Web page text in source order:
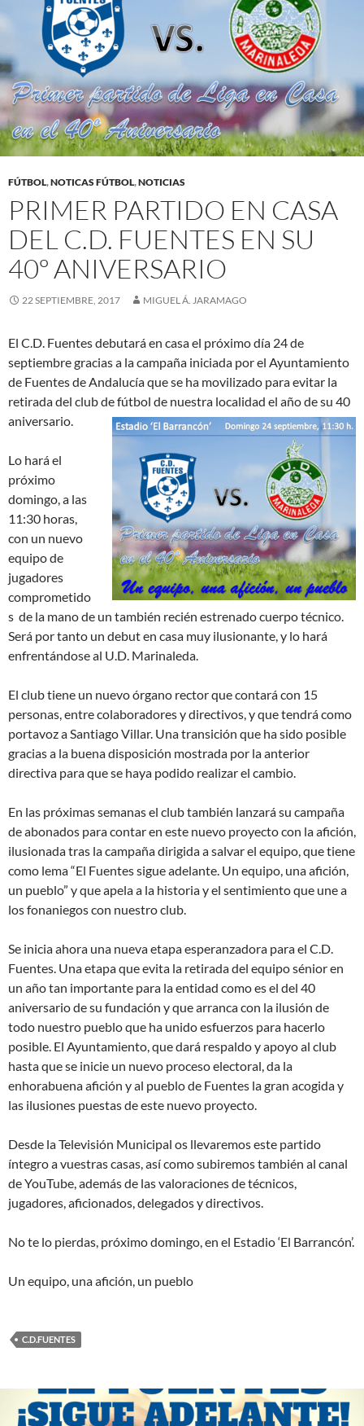
FÚTBOL,NOTICAS FÚTBOL,NOTICIAS
PRIMER PARTIDO EN CASA
DEL C.D. FUENTES EN SU
40º ANIVERSARIO
22 SEPTIEMBRE, 2017 MIGUEL Á. JARAMAGO
El C.D. Fuentes debutará en casa el próximo día 24 de
septiembre gracias a la campaña iniciada por el Ayuntamiento
de Fuentes de Andalucía que se ha movilizado para evitar la
retirada del club de fútbol de nuestra localidad el año de su 40
aniversario.
Lo hará el
próximo
domingo, a las
11:30 horas,
con un nuevo
equipo de
jugadores
comprometido
s de la mano de un también recién estrenado cuerpo técnico.
Será por tanto un debut en casa muy ilusionante, y lo hará
enfrentándose al U.D. Marinaleda.
El club tiene un nuevo órgano rector que contará con 15
personas, entre colaboradores y directivos, y que tendrá como
portavoz a Santiago Villar. Una transición que ha sido posible
gracias a la buena disposición mostrada por la anterior
directiva para que se haya podido realizar el cambio.
En las próximas semanas el club también lanzará su campaña
de abonados para contar en este nuevo proyecto con la afición,
ilusionada tras la campaña dirigida a salvar el equipo, que tiene
como lema “El Fuentes sigue adelante. Un equipo, una afición,
un pueblo” y que apela a la historia y el sentimiento que une a
los fonaniegos con nuestro club.
Se inicia ahora una nueva etapa esperanzadora para el C.D.
Fuentes. Una etapa que evita la retirada del equipo sénior en
un año tan importante para la entidad como es el del 40
aniversario de su fundación y que arranca con la ilusión de
todo nuestro pueblo que ha unido esfuerzos para hacerlo
posible. El Ayuntamiento, que dará respaldo y apoyo al club
hasta que se inicie un nuevo proceso electoral, da la
enhorabuena afición y al pueblo de Fuentes la gran acogida y
las ilusiones puestas de este nuevo proyecto.
Desde la Televisión Municipal os llevaremos este partido
íntegro a vuestras casas, así como subiremos también al canal
de YouTube, además de las valoraciones de técnicos,
jugadores, aficionados, delegados y directivos.
No te lo pierdas, próximo domingo, en el Estadio ‘El Barrancón’.
Un equipo, una afición, un pueblo
C.D.FUENTES